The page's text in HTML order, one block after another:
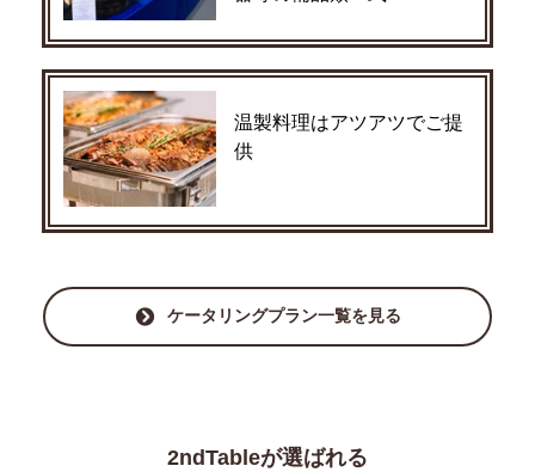
温製料理はアツアツでご提
供
ケータリングプラン一覧を見る
2ndTableが選ばれる